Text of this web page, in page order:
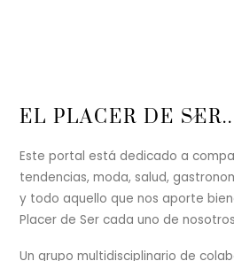
Back
Top
EL PLACER DE
Este portal está dedicado a
tendencias, moda, salud,
y todo aquello que nos aporte
Placer de Ser cada uno de
Un grupo multidisciplinario de